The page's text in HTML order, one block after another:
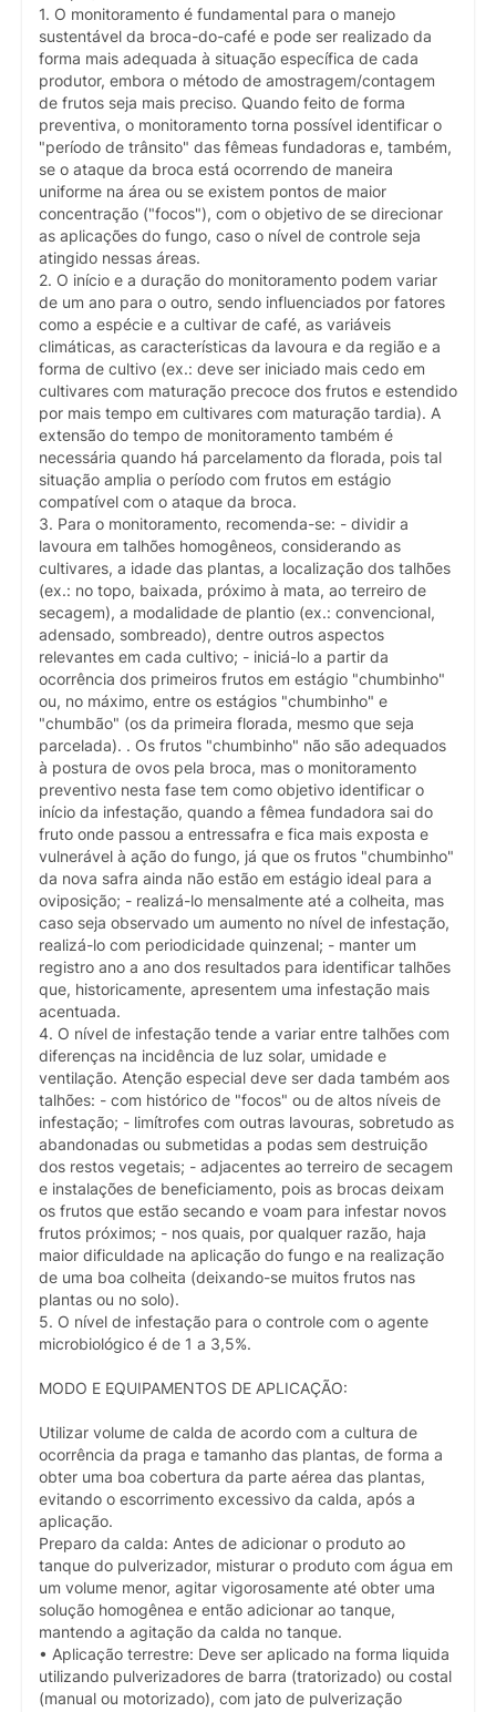
1. O monitoramento é fundamental para o manejo
sustentável da broca-do-café e pode ser realizado da
forma mais adequada à situação específica de cada
produtor, embora o método de amostragem/contagem
de frutos seja mais preciso. Quando feito de forma
preventiva, o monitoramento torna possível identificar o
"período de trânsito" das fêmeas fundadoras e, também,
se o ataque da broca está ocorrendo de maneira
uniforme na área ou se existem pontos de maior
concentração ("focos"), com o objetivo de se direcionar
as aplicações do fungo, caso o nível de controle seja
atingido nessas áreas.
2. O início e a duração do monitoramento podem variar
de um ano para o outro, sendo influenciados por fatores
como a espécie e a cultivar de café, as variáveis
climáticas, as características da lavoura e da região e a
forma de cultivo (ex.: deve ser iniciado mais cedo em
cultivares com maturação precoce dos frutos e estendido
por mais tempo em cultivares com maturação tardia). A
extensão do tempo de monitoramento também é
necessária quando há parcelamento da florada, pois tal
situação amplia o período com frutos em estágio
compatível com o ataque da broca.
3. Para o monitoramento, recomenda-se: - dividir a
lavoura em talhões homogêneos, considerando as
cultivares, a idade das plantas, a localização dos talhões
(ex.: no topo, baixada, próximo à mata, ao terreiro de
secagem), a modalidade de plantio (ex.: convencional,
adensado, sombreado), dentre outros aspectos
relevantes em cada cultivo; - iniciá-lo a partir da
ocorrência dos primeiros frutos em estágio "chumbinho"
ou, no máximo, entre os estágios "chumbinho" e
"chumbão" (os da primeira florada, mesmo que seja
parcelada). . Os frutos "chumbinho" não são adequados
à postura de ovos pela broca, mas o monitoramento
preventivo nesta fase tem como objetivo identificar o
início da infestação, quando a fêmea fundadora sai do
fruto onde passou a entressafra e fica mais exposta e
vulnerável à ação do fungo, já que os frutos "chumbinho"
da nova safra ainda não estão em estágio ideal para a
oviposição; - realizá-lo mensalmente até a colheita, mas
caso seja observado um aumento no nível de infestação,
realizá-lo com periodicidade quinzenal; - manter um
registro ano a ano dos resultados para identificar talhões
que, historicamente, apresentem uma infestação mais
acentuada.
4. O nível de infestação tende a variar entre talhões com
diferenças na incidência de luz solar, umidade e
ventilação. Atenção especial deve ser dada também aos
talhões: - com histórico de "focos" ou de altos níveis de
infestação; - limítrofes com outras lavouras, sobretudo as
abandonadas ou submetidas a podas sem destruição
dos restos vegetais; - adjacentes ao terreiro de secagem
e instalações de beneficiamento, pois as brocas deixam
os frutos que estão secando e voam para infestar novos
frutos próximos; - nos quais, por qualquer razão, haja
maior dificuldade na aplicação do fungo e na realização
de uma boa colheita (deixando-se muitos frutos nas
plantas ou no solo).
5. O nível de infestação para o controle com o agente
microbiológico é de 1 a 3,5%.
MODO E EQUIPAMENTOS DE APLICAÇÃO:
Utilizar volume de calda de acordo com a cultura de
ocorrência da praga e tamanho das plantas, de forma a
obter uma boa cobertura da parte aérea das plantas,
evitando o escorrimento excessivo da calda, após a
aplicação.
Preparo da calda: Antes de adicionar o produto ao
tanque do pulverizador, misturar o produto com água em
um volume menor, agitar vigorosamente até obter uma
solução homogênea e então adicionar ao tanque,
mantendo a agitação da calda no tanque.
• Aplicação terrestre: Deve ser aplicado na forma liquida
utilizando pulverizadores de barra (tratorizado) ou costal
(manual ou motorizado), com jato de pulverização